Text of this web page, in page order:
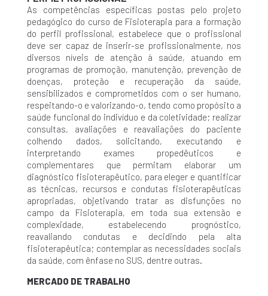
As competências específicas postas pelo projeto
pedagógico do curso de Fisioterapia para a formação
do perfil profissional, estabelece que o profissional
deve ser capaz de inserir-se profissionalmente, nos
diversos níveis de atenção à saúde, atuando em
programas de promoção, manutenção, prevenção de
doenças, proteção e recuperação da saúde,
sensibilizados e comprometidos com o ser humano,
respeitando-o e valorizando-o, tendo como propósito a
saúde funcional do indivíduo e da coletividade; realizar
consultas, avaliações e reavaliações do paciente
colhendo dados, solicitando, executando e
interpretando exames propedêuticos e
complementares que permitam elaborar um
diagnóstico fisioterapêutico, para eleger e quantificar
as técnicas, recursos e condutas fisioterapêuticas
apropriadas, objetivando tratar as disfunções no
campo da Fisioterapia, em toda sua extensão e
complexidade, estabelecendo prognóstico,
reavaliando condutas e decidindo pela alta
fisioterapêutica; contemplar as necessidades sociais
da saúde, com ênfase no SUS, dentre outras.
MERCADO DE TRABALHO